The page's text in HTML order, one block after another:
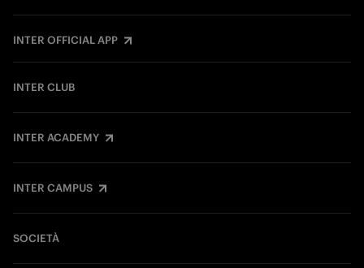
INTER OFFICIAL APP
INTER CLUB
INTER ACADEMY
INTER CAMPUS
SOCIETÀ